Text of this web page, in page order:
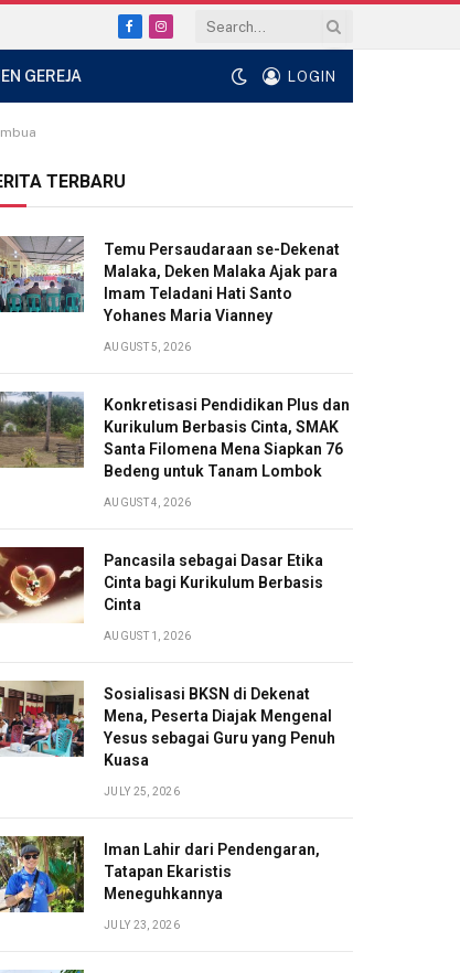
FacebookInstagram
GEREJA LOGIN
TERBARU
Temu Persaudaraan se-Dekenat
Malaka, Deken Malaka Ajak para
Imam Teladani Hati Santo
Yohanes Maria Vianney
AUGUST 5, 2026
Konkretisasi Pendidikan Plus dan
Kurikulum Berbasis Cinta, SMAK
Santa Filomena Mena Siapkan 76
Bedeng untuk Tanam Lombok
AUGUST 4, 2026
Pancasila sebagai Dasar Etika
Cinta bagi Kurikulum Berbasis
Cinta
AUGUST 1, 2026
Sosialisasi BKSN di Dekenat
Mena, Peserta Diajak Mengenal
Yesus sebagai Guru yang Penuh
Kuasa
JULY 25, 2026
Iman Lahir dari Pendengaran,
Tatapan Ekaristis
Meneguhkannya
JULY 23, 2026